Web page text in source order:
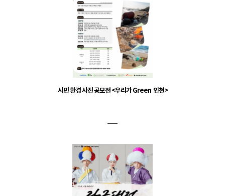
시민 환경 사진 공모전 <우리가 Green 인천>